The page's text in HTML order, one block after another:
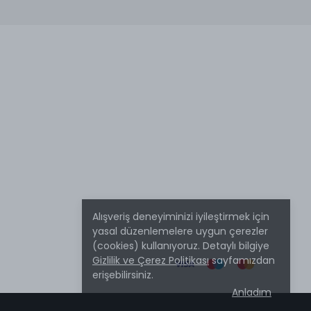
Alışveriş deneyiminizi iyileştirmek için
yasal düzenlemelere uygun çerezler
(cookies) kullanıyoruz. Detaylı bilgiye
Gizlilik ve Çerez Politikasısayfamızdan
erişebilirsiniz.
Anladım